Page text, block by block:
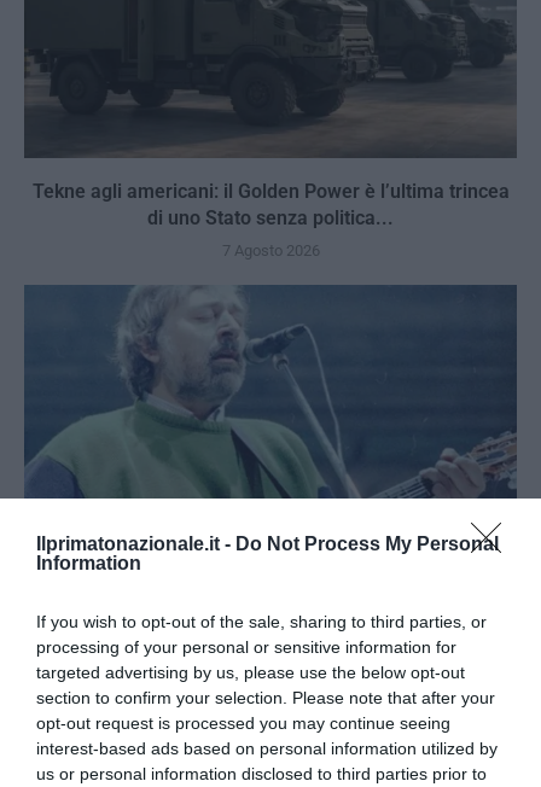
Ilprimatonazionale.it - Do Not Process My Personal
Information
If you wish to opt-out of the sale, sharing to third parties, or
processing of your personal or sensitive information for
targeted advertising by us, please use the below opt-out
section to confirm your selection. Please note that after your
opt-out request is processed you may continue seeing
interest-based ads based on personal information utilized by
us or personal information disclosed to third parties prior to
Tekne agli americani: il Golden Power è l’ultima trincea
di uno Stato senza politica...
7 Agosto 2026
Addio a Francesco Guccini: stronzo, poeta e buffone di
corte
7 Agosto 2026